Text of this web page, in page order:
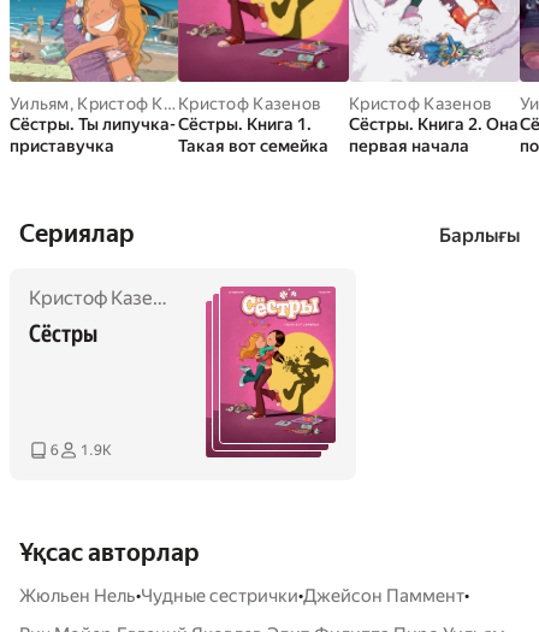
Уильям, Кристоф Казенов
Сёстры. Ты липучка-
приставучка
Кристоф Казенов
Сёстры. Книга 1.
Такая вот семейка
Кристоф Казенов
Сёстры. Книга 2. Она
первая начала
Сериялар Барлығы
Кристоф Казенов Уильям
Сёстры
6 1.9K
Ұқсас авторлар
Жюльен Нель•Чудные сестрички•Джейсон Паммент•